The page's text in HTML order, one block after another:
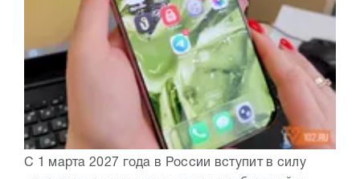
С 1 марта 2027 года в России вступит в силу